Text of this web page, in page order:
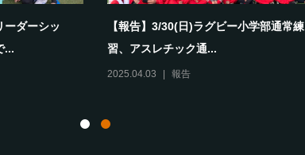
ーダーシッ
...
【報告】3/30(日)ラグビー小学部通常練
習、アスレチック通...
2025.04.03 報告